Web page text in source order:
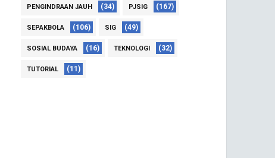
PENGINDRAAN JAUH (34) PJSIG (167)
SEPAKBOLA (106) SIG (49)
SOSIAL BUDAYA (16) TEKNOLOGI (32)
TUTORIAL (11)